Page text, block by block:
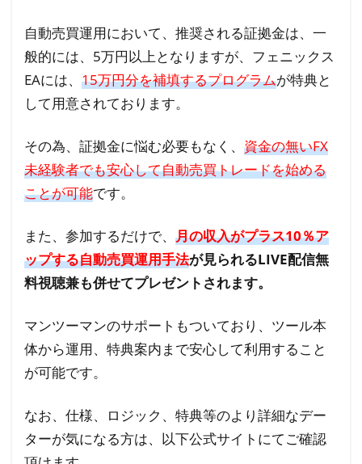
チ
ッ
ク
自動売買運用において、推奨される証拠金は、一
般的には、5万円以上となりますが、フェニックス
EAには、 15万円分を補填するプログラムが特典と
して用意されております。
その為、証拠金に悩む必要もなく、 資金の無いFX
未経験者でも安心して自動売買トレードを始める
ことが可能です。
また、参加するだけで、 月の収入がプラス10％ア
ップする自動売買運用手法が見られるLIVE配信無
料視聴兼も併せてプレゼントされます。
マンツーマンのサポートもついており、ツール本
体から運用、特典案内まで安心して利用すること
が可能です。
なお、仕様、ロジック、特典等のより詳細なデー
ターが気になる方は、以下公式サイトにてご確認